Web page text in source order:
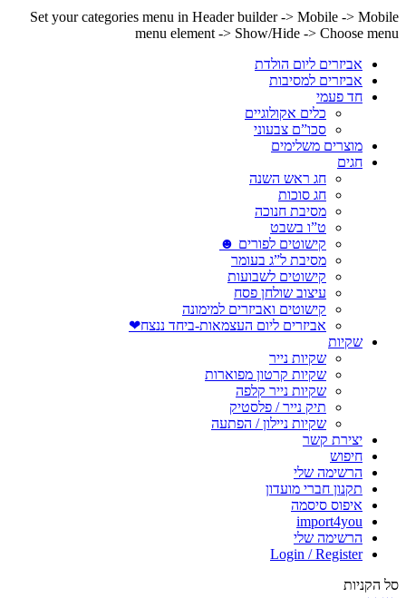
Set your categories menu in Header builder -> Mobile -> Mobile
menu element -> Show/Hide -> Choose menu
אביזרים ליום הולדת
אביזרים למסיבות
חד פעמי
כלים אקולוגיים
סכו”ם צבעוני
מוצרים משלימים
חגים
חג ראש השנה
חג סוכות
מסיבת חנוכה
ט”ו בשבט
קישוטים לפורים ☻
מסיבת ל”ג בעומר
קישוטים לשבועות
עיצוב שולחן פסח
קישוטים ואביזרים למימונה
אביזרים ליום העצמאות-ביחד ננצח❤
שקיות
שקיות נייר
שקיות קרטון מפוארות
שקיות נייר קלפה
תיק נייר / פלסטיק
שקיות ניילון / הפתעה
יצירת קשר
חיפוש
הרשימה שלי
תקנון חברי מועדון
איפוס סיסמה
import4you
הרשימה שלי
Login / Register
סל הקניות